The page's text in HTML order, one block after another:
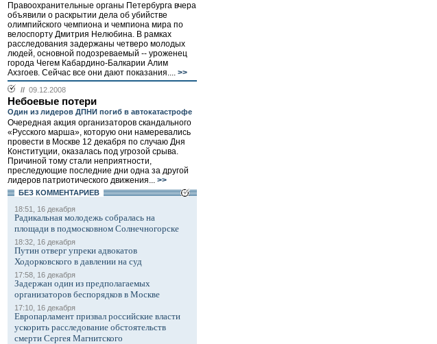
Правоохранительные органы Петербурга вчера
объявили о раскрытии дела об убийстве
олимпийского чемпиона и чемпиона мира по
велоспорту Дмитрия Нелюбина. В рамках
расследования задержаны четверо молодых
людей, основной подозреваемый -- уроженец
города Чегем Кабардино-Балкарии Алим
Ахзгоев. Сейчас все они дают показания.... >>
// 09.12.2008
Небоевые потери
Один из лидеров ДПНИ погиб в автокатастрофе
Очередная акция организаторов скандального
«Русского марша», которую они намеревались
провести в Москве 12 декабря по случаю Дня
Конституции, оказалась под угрозой срыва.
Причиной тому стали неприятности,
преследующие последние дни одна за другой
лидеров патриотического движения... >>
БЕЗ КОМMЕНТАРИЕВ
18:51, 16 декабря
Радикальная молодежь собралась на
площади в подмосковном Солнечногорске
18:32, 16 декабря
Путин отверг упреки адвокатов
Ходорковского в давлении на суд
17:58, 16 декабря
Задержан один из предполагаемых
организаторов беспорядков в Москве
17:10, 16 декабря
Европарламент призвал российские власти
ускорить расследование обстоятельств
смерти Сергея Магнитского